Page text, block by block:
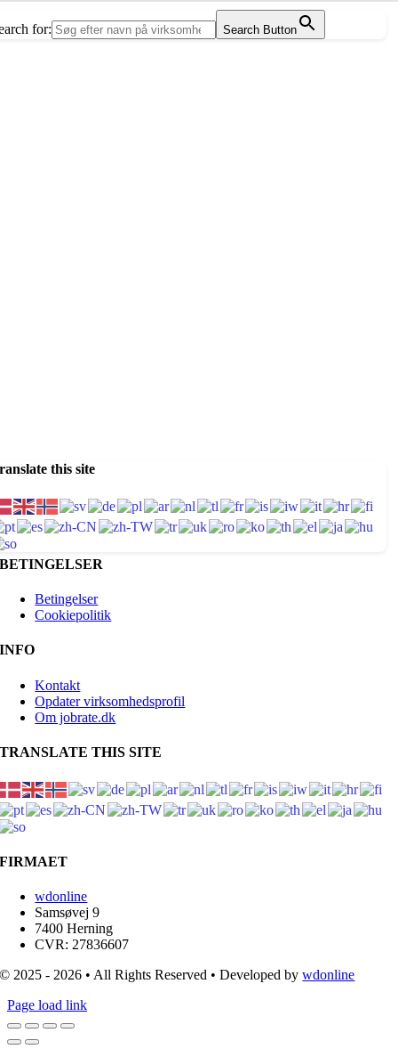
for: Search Button
this site
BETINGELSER
Betingelser
Cookiepolitik
INFO
Kontakt
Opdater virksomhedsprofil
Om jobrate.dk
TRANSLATE THIS SITE
FIRMAET
wdonline
Samsøvej 9
7400 Herning
CVR: 27836607
© 2025 - 2026 • All Rights Reserved • Developed bywdonline
Page load link